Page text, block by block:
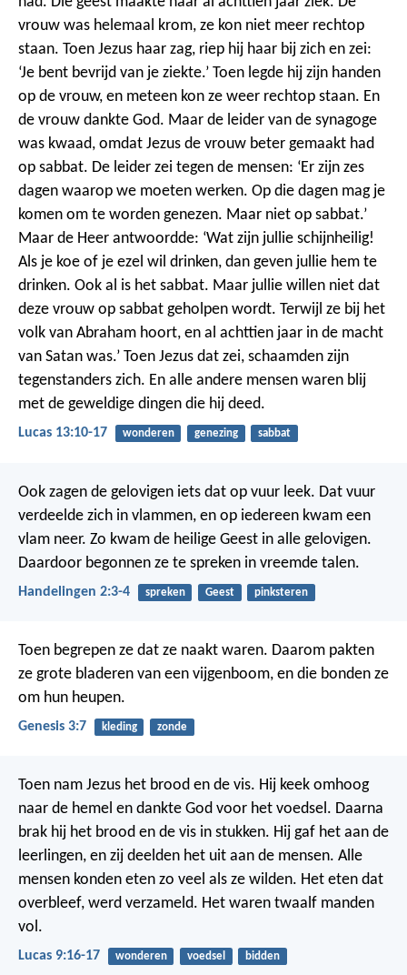
vrouw was helemaal krom, ze kon niet meer rechtop
staan. Toen Jezus haar zag, riep hij haar bij zich en zei:
‘Je bent bevrijd van je ziekte.’ Toen legde hij zijn handen
op de vrouw, en meteen kon ze weer rechtop staan. En
de vrouw dankte God. Maar de leider van de synagoge
was kwaad, omdat Jezus de vrouw beter gemaakt had
op sabbat. De leider zei tegen de mensen: ‘Er zijn zes
dagen waarop we moeten werken. Op die dagen mag je
komen om te worden genezen. Maar niet op sabbat.’
Maar de Heer antwoordde: ‘Wat zijn jullie schijnheilig!
Als je koe of je ezel wil drinken, dan geven jullie hem te
drinken. Ook al is het sabbat. Maar jullie willen niet dat
deze vrouw op sabbat geholpen wordt. Terwijl ze bij het
volk van Abraham hoort, en al achttien jaar in de macht
van Satan was.’ Toen Jezus dat zei, schaamden zijn
tegenstanders zich. En alle andere mensen waren blij
met de geweldige dingen die hij deed.
Lucas 13:10-17 wonderen genezing sabbat
Ook zagen de gelovigen iets dat op vuur leek. Dat vuur
verdeelde zich in vlammen, en op iedereen kwam een
vlam neer. Zo kwam de heilige Geest in alle gelovigen.
Daardoor begonnen ze te spreken in vreemde talen.
Handelingen 2:3-4 spreken Geest pinksteren
Toen begrepen ze dat ze naakt waren. Daarom pakten
ze grote bladeren van een vijgenboom, en die bonden ze
om hun heupen.
Genesis 3:7 kleding zonde
Toen nam Jezus het brood en de vis. Hij keek omhoog
naar de hemel en dankte God voor het voedsel. Daarna
brak hij het brood en de vis in stukken. Hij gaf het aan de
leerlingen, en zij deelden het uit aan de mensen. Alle
mensen konden eten zo veel als ze wilden. Het eten dat
overbleef, werd verzameld. Het waren twaalf manden
vol.
Lucas 9:16-17 wonderen voedsel bidden